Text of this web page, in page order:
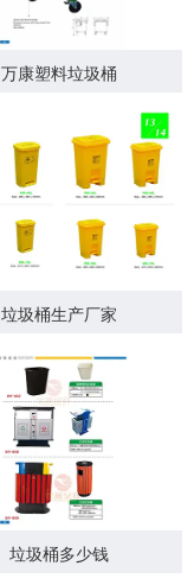
万康塑料垃圾桶
垃圾桶生产厂家
垃圾桶多少钱